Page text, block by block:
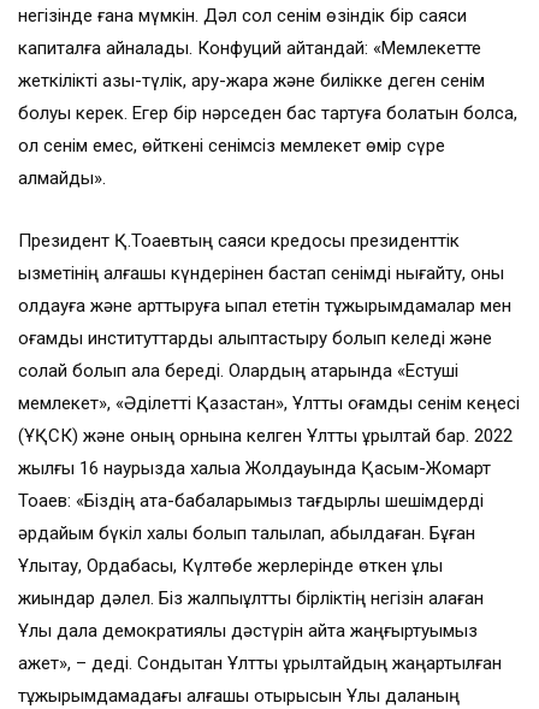
негізінде ғана мүмкін. Дәл сол сенім өзіндік бір саяси
капиталға айналады. Конфуций айтқандай: «Мемлекетте
жеткілікті азық-түлік, қару-жарақ және билікке деген сенім
болуы керек. Егер бір нәрседен бас тартуға болатын болса,
ол сенім емес, өйткені сенімсіз мемлекет өмір сүре
алмайды».
Президент Қ.Тоқаевтың саяси кредосы президенттік
қызметінің алғашқы күндерінен бастап сенімді нығайту, оны
қолдауға және арттыруға ықпал ететін тұжырымдамалар мен
қоғамдық институттарды қалыптастыру болып келеді және
солай болып қала береді. Олардың қатарында «Естуші
мемлекет», «Әділетті Қазақстан», Ұлттық қоғамдық сенім кеңесі
(ҰҚСК) және оның орнына келген Ұлттық құрылтай бар. 2022
жылғы 16 наурызда халыққа Жолдауында Қасым-Жомарт
Тоқаев: «Біздің ата-бабаларымыз тағдырлы шешімдерді
әрдайым бүкіл халық болып талқылап, қабылдаған. Бұған
Ұлытау, Ордабасы, Күлтөбе жерлерінде өткен ұлы
жиындар дәлел. Біз жалпыұлттық бірліктің негізін қалаған
Ұлы дала демократиялық дәстүрін қайта жаңғыртуымыз
қажет», – деді. Сондықтан Ұлттық құрылтайдың жаңартылған
тұжырымдамадағы алғашқы отырысын Ұлы даланың